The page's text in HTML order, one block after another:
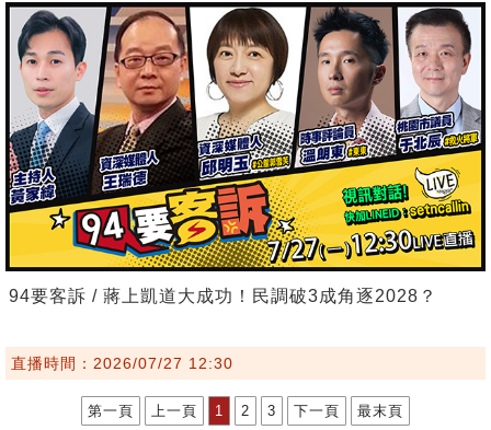
94要客訴 / 蔣上凱道大成功！民調破3成角逐2028？
直播時間：2026/07/27 12:30
第一頁 上一頁 1 2 3 下一頁 最末頁